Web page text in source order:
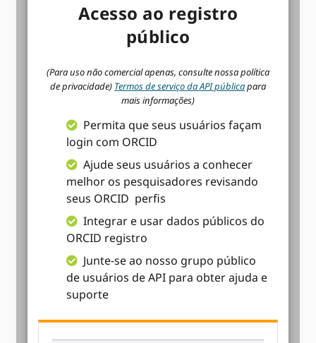
Acesso ao registro
público
(Para uso não comercial apenas, consulte nossa política
de privacidade) Termos de serviço da API públicapara
mais informações)
Permita que seus usuários façam
login com ORCID
Ajude seus usuários a conhecer
melhor os pesquisadores revisando
seus ORCID perfis
Integrar e usar dados públicos do
ORCID registro
Junte-se ao nosso grupo público
de usuários de API para obter ajuda e
suporte